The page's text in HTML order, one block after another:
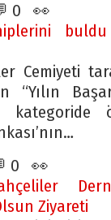
0 👀
Cemiyeti
“Yılın
0 👀
Ziyareti